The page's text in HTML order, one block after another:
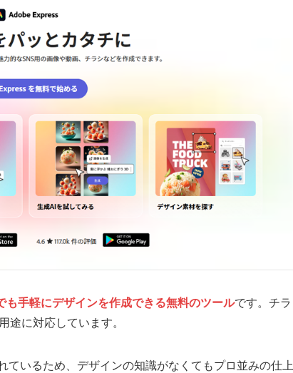
も手軽にデザインを作成できる無料のツールです。チラ
途に対応しています。
ているため、デザインの知識がなくてもプロ並みの仕上